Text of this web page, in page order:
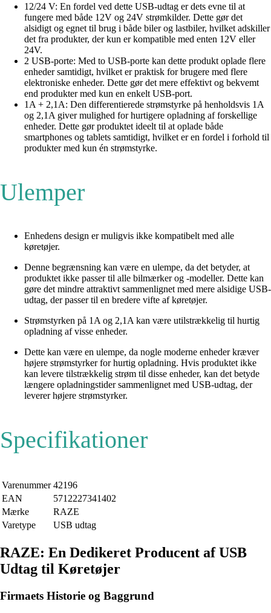
12/24 V: En fordel ved dette USB-udtag er dets evne til at
fungere med både 12V og 24V strømkilder. Dette gør det
alsidigt og egnet til brug i både biler og lastbiler, hvilket adskiller
det fra produkter, der kun er kompatible med enten 12V eller
24V.
2 USB-porte: Med to USB-porte kan dette produkt oplade flere
enheder samtidigt, hvilket er praktisk for brugere med flere
elektroniske enheder. Dette gør det mere effektivt og bekvemt
end produkter med kun en enkelt USB-port.
1A + 2,1A: Den differentierede strømstyrke på henholdsvis 1A
og 2,1A giver mulighed for hurtigere opladning af forskellige
enheder. Dette gør produktet ideelt til at oplade både
smartphones og tablets samtidigt, hvilket er en fordel i forhold til
produkter med kun én strømstyrke.
Ulemper
Enhedens design er muligvis ikke kompatibelt med alle
køretøjer.
Denne begrænsning kan være en ulempe, da det betyder, at
produktet ikke passer til alle bilmærker og -modeller. Dette kan
gøre det mindre attraktivt sammenlignet med mere alsidige USB-
udtag, der passer til en bredere vifte af køretøjer.
Strømstyrken på 1A og 2,1A kan være utilstrækkelig til hurtig
opladning af visse enheder.
Dette kan være en ulempe, da nogle moderne enheder kræver
højere strømstyrker for hurtig opladning. Hvis produktet ikke
kan levere tilstrækkelig strøm til disse enheder, kan det betyde
længere opladningstider sammenlignet med USB-udtag, der
leverer højere strømstyrker.
Specifikationer
Varenummer 42196
EAN
5712227341402
Mærke
RAZE
Varetype
USB udtag
RAZE: En Dedikeret Producent af USB
Udtag til Køretøjer
Firmaets Historie og Baggrund